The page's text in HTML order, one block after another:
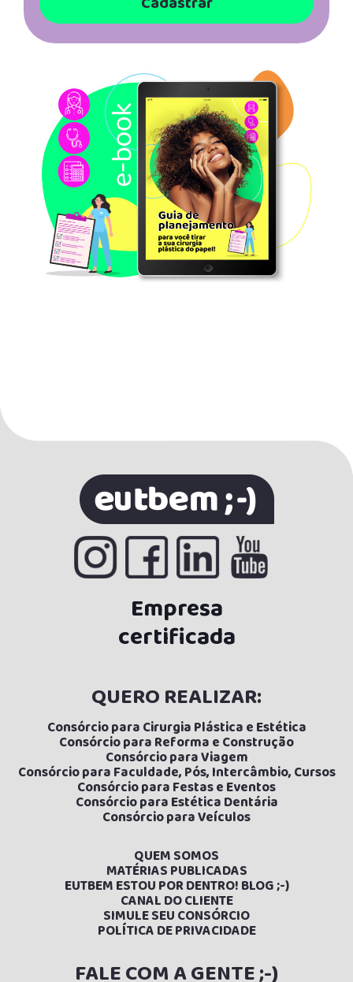
Empresa
certificada
QUERO REALIZAR:
Consórcio para Cirurgia Plástica e Estética
Consórcio para Reforma e Construção
Consórcio para Viagem
Consórcio para Faculdade, Pós, Intercâmbio, Cursos
Consórcio para Festas e Eventos
Consórcio para Estética Dentária
Consórcio para Veículos
QUEM SOMOS
MATÉRIAS PUBLICADAS
EUTBEM ESTOU POR DENTRO! BLOG ;-)
CANAL DO CLIENTE
SIMULE SEU CONSÓRCIO
POLÍTICA DE PRIVACIDADE
FALE COM A GENTE ;-)